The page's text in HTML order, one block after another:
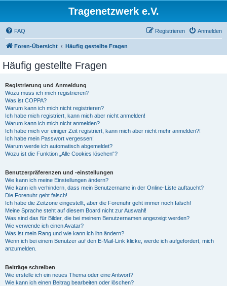
Tragenetzwerk e.V.
FAQ Anmelden
Registrieren
Foren-Übersicht Häufig gestellte Fragen
Häufig gestellte Fragen
Registrierung und Anmeldung
Wozu muss ich mich registrieren?
Was ist COPPA?
Warum kann ich mich nicht registrieren?
Ich habe mich registriert, kann mich aber nicht anmelden!
Warum kann ich mich nicht anmelden?
Ich habe mich vor einiger Zeit registriert, kann mich aber nicht mehr anmelden?!
Ich habe mein Passwort vergessen!
Warum werde ich automatisch abgemeldet?
Wozu ist die Funktion „Alle Cookies löschen“?
Benutzerpräferenzen und -einstellungen
Wie kann ich meine Einstellungen ändern?
Wie kann ich verhindern, dass mein Benutzername in der Online-Liste auftaucht?
Die Forenuhr geht falsch!
Ich habe die Zeitzone eingestellt, aber die Forenuhr geht immer noch falsch!
Meine Sprache steht auf diesem Board nicht zur Auswahl!
Was sind das für Bilder, die bei meinem Benutzernamen angezeigt werden?
Wie verwende ich einen Avatar?
Was ist mein Rang und wie kann ich ihn ändern?
Wenn ich bei einem Benutzer auf den E-Mail-Link klicke, werde ich aufgefordert, mich
anzumelden.
Beiträge schreiben
Wie erstelle ich ein neues Thema oder eine Antwort?
Wie kann ich einen Beitrag bearbeiten oder löschen?